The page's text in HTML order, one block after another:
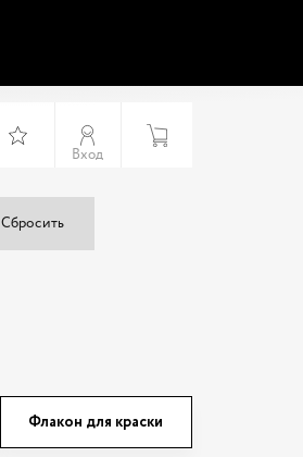
Вход
Сбросить
Флакон для краски